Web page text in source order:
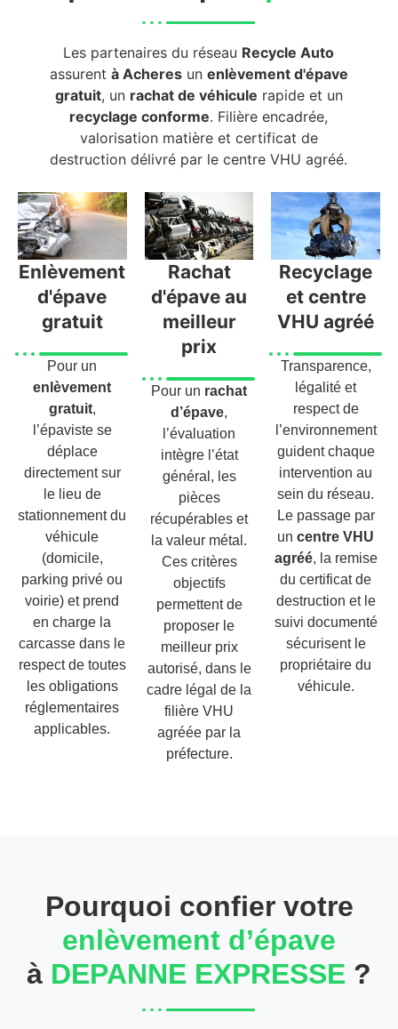
Les partenaires du réseau Recycle Auto
assurent à Acheresun enlèvement d'épave
gratuit, un rachat de véhicule rapide et un
recyclage conforme. Filière encadrée,
valorisation matière et certificat de
destruction délivré par le centre VHU agréé.
Enlèvement
d'épave
gratuit
Pour un
enlèvement
gratuit,
l’épaviste se
déplace
directement sur
le lieu de
stationnement du
véhicule
(domicile,
parking privé ou
voirie) et prend
en charge la
carcasse dans le
respect de toutes
les obligations
réglementaires
applicables.
Rachat
d'épave au
meilleur
prix
Pour un rachat
d’épave,
l’évaluation
intègre l’état
général, les
pièces
récupérables et
la valeur métal.
Ces critères
objectifs
permettent de
proposer le
meilleur prix
autorisé, dans le
cadre légal de la
filière VHU
agréée par la
préfecture.
Recyclage
et centre
VHU agréé
Transparence,
légalité et
respect de
l’environnement
guident chaque
intervention au
sein du réseau.
Le passage par
uncentre VHU
agréé, la remise
du certificat de
destruction et le
suivi documenté
sécurisent le
propriétaire du
véhicule.
Pourquoi confier votre
enlèvement d’épave
à DEPANNE EXPRESSE ?